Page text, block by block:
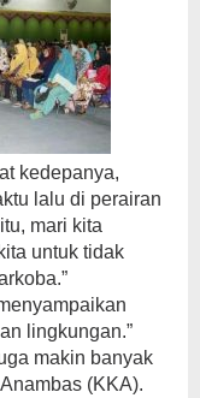
kedepanya,
lalu di perairan
mari kita
untuk tidak
lingkungan.”
makin banyak
(KKA).